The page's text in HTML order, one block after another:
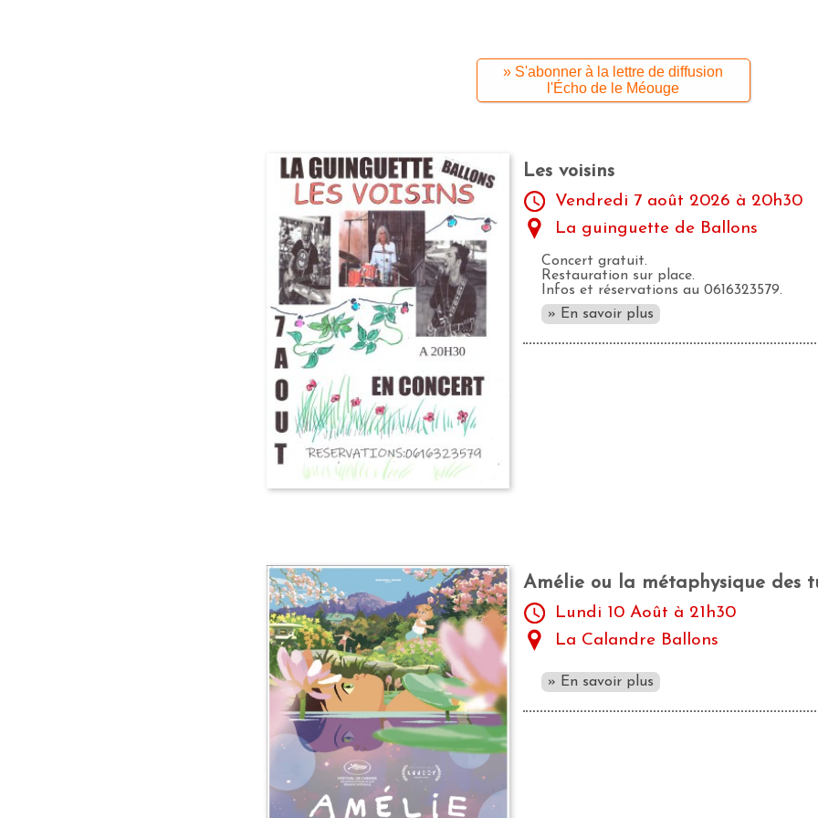
» S'abonner à la lettre de diffusion
l'Écho de le Méouge
Les voisins
Vendredi 7 août 2026 à 20h30
La guinguette de Ballons
Concert gratuit.
Restauration sur place.
Infos et réservations au 0616323579.
» En savoir plus
Amélie ou la métaphysique des
Lundi 10 Août à 21h30
La Calandre Ballons
» En savoir plus